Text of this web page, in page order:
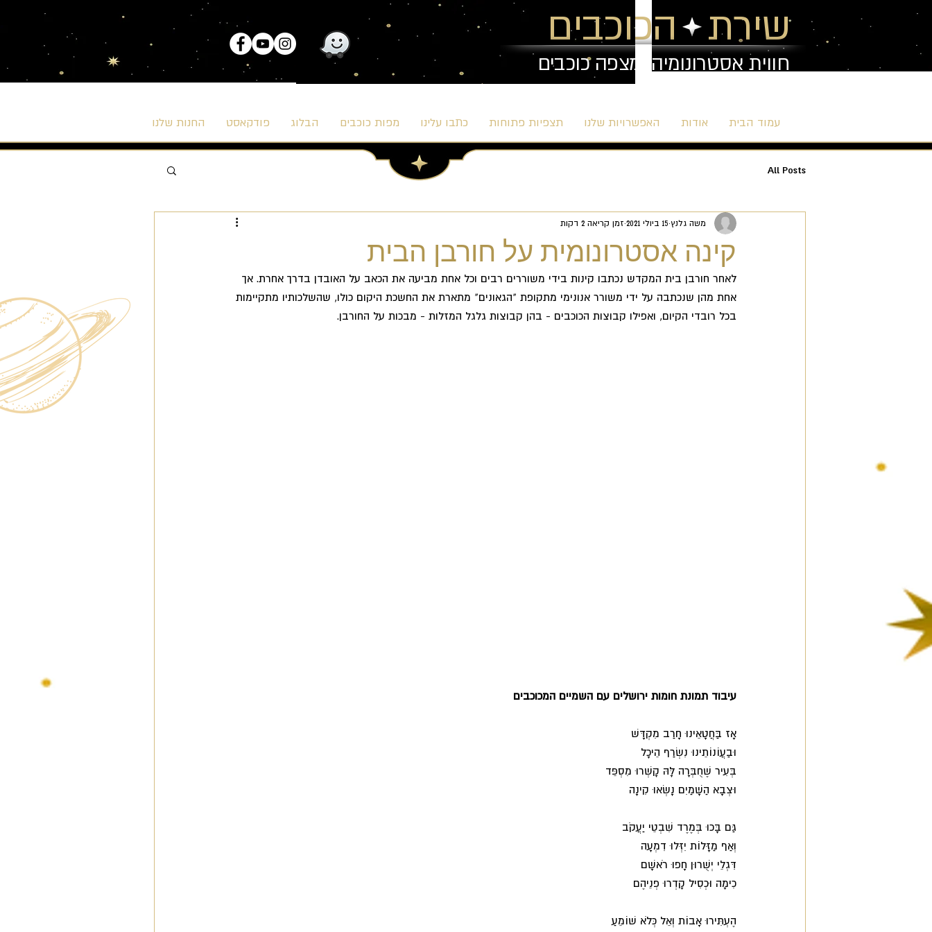
שירת הכוכבים
חווית אסטרונומיה ומצפה כוכבים
עמוד הבית אודות האפשרויות שלנו תצפיות פתוחות כתבו עלינו מפות כוכבים הבלוג פודקאסט החנות שלנו
All Posts
קינה אסטרונומית על חורבן הבית
משה גלנץ 15 ביולי 2021 זמן קריאה 2 דקות
לאחר חורבן בית המקדש נכתבו קינות בידי משוררים רבים וכל אחת מביעה את הכאב על האובדן בדרך אחרת. אך
אחת מהן שנכתבה על ידי משורר אנונימי מתקופת "הגאונים" מתארת את החשכת היקום כולו, שהשלכותיו מתקיימות
בכל רובדי הקיום, ואפילו קבוצות הכוכבים - בהן קבוצות גלגל המזלות - מבכות על החורבן.
עיבוד תמונת חומות ירושלים עם השמיים המכוכבים
אָז בַּחֲטָאֵינוּ חָרַב מִקְדָּשׁ
וּבַעֲוֹנוֹתֵינוּ נִשְׂרַף הֵיכָל
בְּעִיר שֶׁחֻבְּרָה לָּהּ קָשְׁרוּ מִסְפֵּד
וּצְבָא הַשָּׁמַיִם נָשְׂאוּ קִינָה
גַּם בָּכוּ בְּמֶרֶד שִׁבְטֵי יַעֲקֹב
וְאַף מַזָּלוֹת יִזְּלוּ דִמְעָה
דִּגְלֵי יְשֻׁרוּן חָפוּ רֹאשָׁם
כִימָה וּכְסִיל קָדְרוּ פְנֵיהֶם
הֶעְתִּירוּ אָבוֹת וְאֵל כְּלֹא שׁוֹמֵעַ